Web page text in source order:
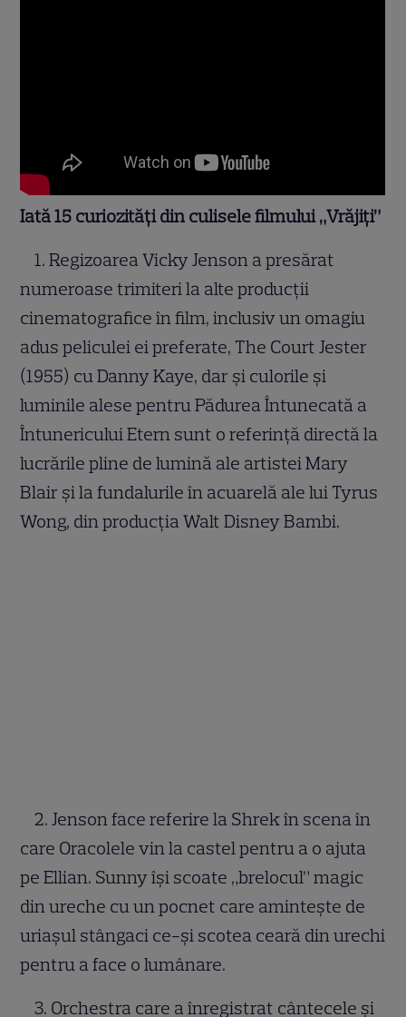
Iată 15 curiozități din culisele filmului „Vrăjiți”
1. Regizoarea Vicky Jenson a presărat
numeroase trimiteri la alte producții
cinematografice în film, inclusiv un omagiu
adus peliculei ei preferate, The Court Jester
(1955) cu Danny Kaye, dar și culorile și
luminile alese pentru Pădurea Întunecată a
Întunericului Etern sunt o referință directă la
lucrările pline de lumină ale artistei Mary
Blair și la fundalurile în acuarelă ale lui Tyrus
Wong, din producția Walt Disney Bambi.
2. Jenson face referire la Shrek în scena în
care Oracolele vin la castel pentru a o ajuta
pe Ellian. Sunny își scoate „brelocul” magic
din ureche cu un pocnet care amintește de
uriașul stângaci ce-și scotea ceară din urechi
pentru a face o lumânare.
3. Orchestra care a înregistrat cântecele și